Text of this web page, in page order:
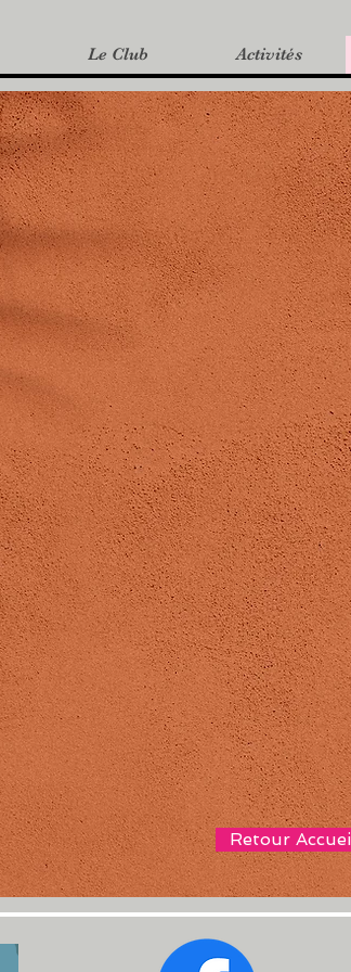
Le Club Activités
Retour